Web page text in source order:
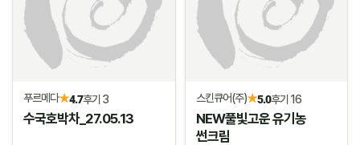
푸르메다★4.7후기 3
수국호박차_27.05.13
스킨큐어(주)★5.0후기 16
NEW풀빛고운 유기농
썬크림